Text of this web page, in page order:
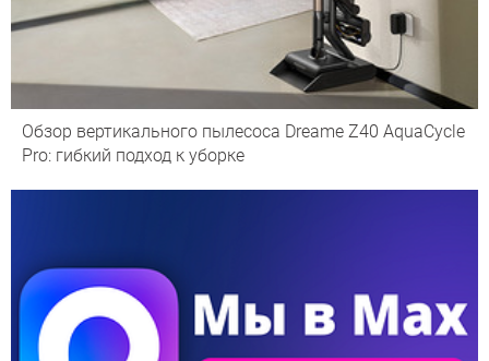
Обзор вертикального пылесоса Dreame Z40 AquaCycle
Pro: гибкий подход к уборке